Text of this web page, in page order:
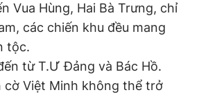
Vua Hùng, Hai Bà Trưng, chỉ
các chiến khu đều mang
tộc.
từ T.Ư Đảng và Bác Hồ.
cờ Việt Minh không thể trở